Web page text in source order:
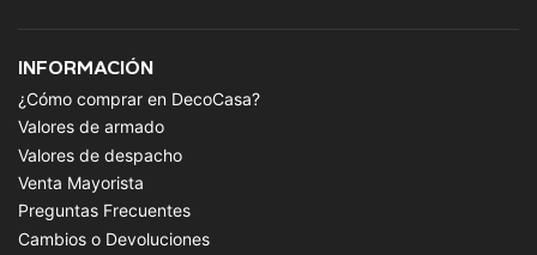
INFORMACIÓN
¿Cómo comprar en DecoCasa?
Valores de armado
Valores de despacho
Venta Mayorista
Preguntas Frecuentes
Cambios o Devoluciones